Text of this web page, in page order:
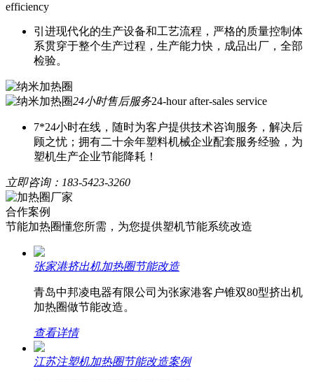
efficiency
引进现代化的生产设备和工艺流程，严格的质量控制体
系贯穿于整个生产过程，生产能力快，成品出厂，全部
检验。
24小时售后服务24-hour after-sales service
7*24小时在线，随时为客户提供技术咨询服务，解决后
顾之忧；拥有二十余年塑料机械企业配套服务经验，为
塑机生产企业节能降耗！
立即咨询： 183-5423-3260
合作案例
节能加热圈懂您所需，为您提供塑机节能系统改造
张家港挤出机加热圈节能改造
青岛中邦凌电器有限公司为张家港客户锥双80型挤出机
加热圈做节能改造。
查看详情
江苏注塑机加热圈节能改造案例